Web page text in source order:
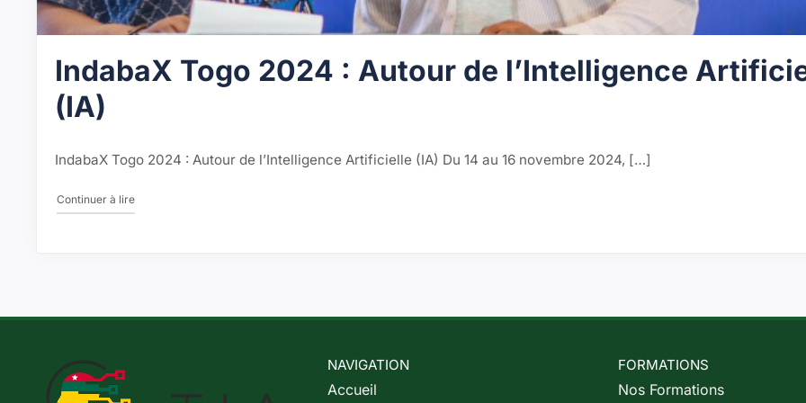
IndabaX Togo 2024 : Autour de l’Intelligence
(IA)
IndabaX Togo 2024 : Autour de l’Intelligence Artificielle (IA) Du 14 au 16 novembre 2024, […]
Continuer à lire"IndabaX Togo 2024 : Autour de l’Intelligence Artificielle (IA)"
NAVIGATION
Accueil
FORMATIONS
Nos Formations